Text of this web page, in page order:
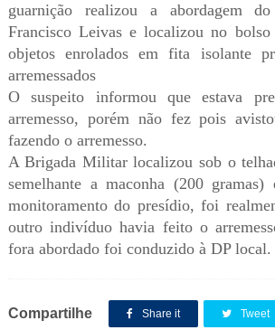
guarnição realizou a abordagem
Francisco Leivas e localizou no
objetos enrolados em fita isolante
arremessados
O suspeito informou que estava
arremesso, porém não fez pois
fazendo o arremesso.
A Brigada Militar localizou sob o
semelhante a maconha (200 gramas)
monitoramento do presídio, foi
outro indivíduo havia feito o
fora abordado foi conduzido à DP local.
Compartilhe Share it Tweet